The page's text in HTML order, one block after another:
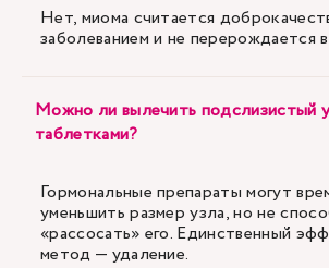
Нет, миома считается
заболеванием и не перерождается
Можно ли вылечить подслизистый
таблетками?
Гормональные препараты могут
уменьшить размер узла, но не
«рассосать» его. Единственный
метод — удаление.